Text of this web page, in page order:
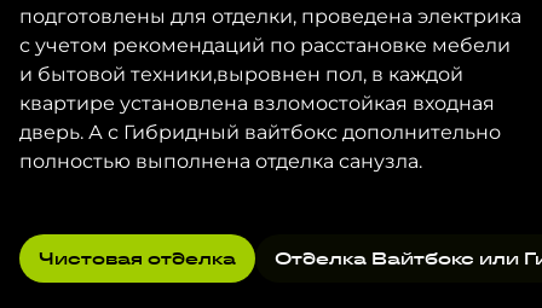
подготовлены для отделки, проведена электрика
с учетом рекомендаций по расстановке мебели
и бытовой техники,выровнен пол, в каждой
квартире установлена взломостойкая входная
дверь. А с Гибридный вайтбокс дополнительно
полностью выполнена отделка санузла.
Чистовая отделка Отделка Вайтбокс или